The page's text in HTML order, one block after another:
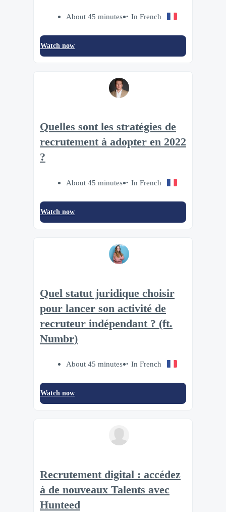
About 45 minutes In French
Watch now
Quelles sont les stratégies de
recrutement à adopter en 2022
?
About 45 minutes In French
Watch now
Quel statut juridique choisir
pour lancer son activité de
recruteur indépendant ? (ft.
Numbr)
About 45 minutes In French
Watch now
Recrutement digital : accédez
à de nouveaux Talents avec
Hunteed